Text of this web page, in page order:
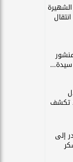
تكشف
إلى